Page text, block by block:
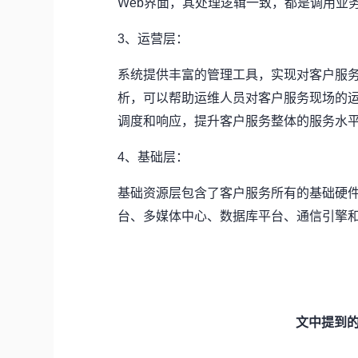
Web界面，其处理逻辑一致，都是调用业
3、运营层：
系统提供丰富的管理工具，实现对客户服
析，可以帮助运维人员对客户服务现场的
调度和响应，提升客户服务整体的服务水
4、基础层：
基础资源层包含了客户服务所有的基础硬
台、多媒体中心、数据库平台、通信引擎
文中提到